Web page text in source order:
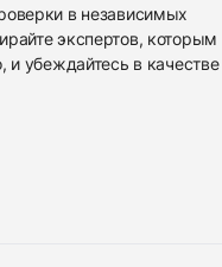
в независимых
экспертов, которым
и убеждайтесь в качестве